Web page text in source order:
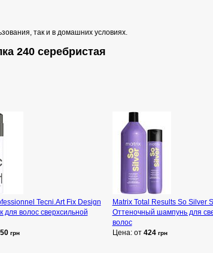
так и в домашних условиях.
240 серебристая
Tecni.Art Fix Design
для волос сверхсильной
грн
Matrix Total Results So Silver
Оттеночный шампунь для
волос
Цена: от 424 грн